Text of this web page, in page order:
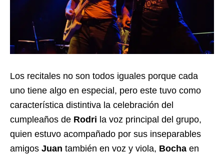
Los recitales no son todos iguales porque cada
uno tiene algo en especial, pero este tuvo como
característica distintiva la celebración del
cumpleaños de Rodri la voz principal del grupo,
quien estuvo acompañado por sus inseparables
amigos Juan también en voz y viola, Bocha en